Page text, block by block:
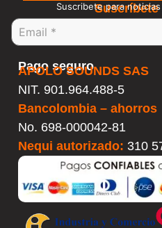
Suscribete para
Pago seguro
APOLO SOUNDS SAS
NIT. 901.964.488-5
Bancolombia – ahorros
No. 698-000042-81
Nequi autorizado: 310